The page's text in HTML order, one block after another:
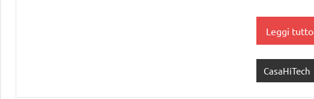
corso…
Leggi tutto
CasaHiTech